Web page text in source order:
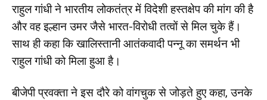
राहुल गांधी ने भारतीय लोकतंत्र में विदेशी हस्तक्षेप की मांग की है
और वह इल्हान उमर जैसे भारत-विरोधी तत्वों से मिल चुके हैं।
साथ ही कहा कि खालिस्तानी आतंकवादी पन्नू का समर्थन भी
राहुल गांधी को मिला हुआ है।
बीजेपी प्रवक्ता ने इस दौरे को वांगचुक से जोड़ते हुए कहा, उनके